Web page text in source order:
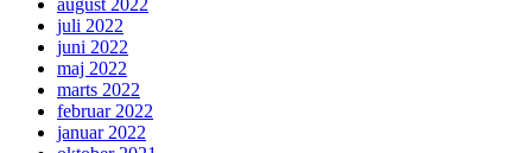
august 2022
juli 2022
juni 2022
maj 2022
marts 2022
februar 2022
januar 2022